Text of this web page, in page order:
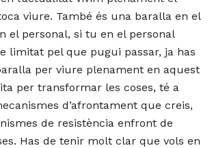
viure. També és una baralla en el
el personal, si tu en el personal
limitat pel que pugui passar, ja has
per viure plenament en aquest
per transformar les coses, té a
d’afrontament que creis,
de resistència enfront de
Has de tenir molt clar que vols en